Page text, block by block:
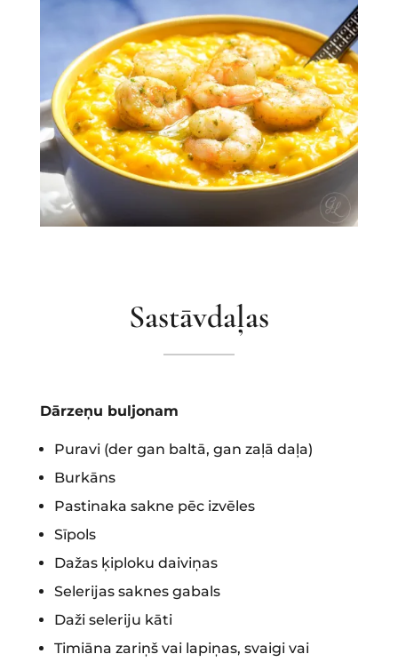
Sastāvdaļas
Dārzeņu buljonam
Puravi (der gan baltā, gan zaļā daļa)
Burkāns
Pastinaka sakne pēc izvēles
Sīpols
Dažas ķiploku daiviņas
Selerijas saknes gabals
Daži seleriju kāti
Timiāna zariņš vai lapiņas, svaigi vai